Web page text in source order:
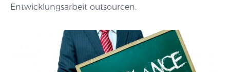
Entwicklungsarbeit outsourcen.